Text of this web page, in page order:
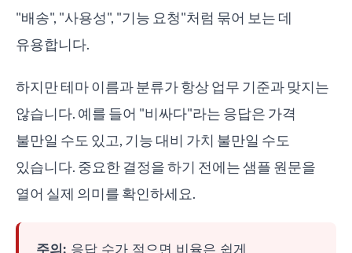
"배송", "사용성", "기능 요청"처럼 묶어 보는 데
유용합니다.
하지만 테마 이름과 분류가 항상 업무 기준과 맞지는
않습니다. 예를 들어 "비싸다"라는 응답은 가격
불만일 수도 있고, 기능 대비 가치 불만일 수도
있습니다. 중요한 결정을 하기 전에는 샘플 원문을
열어 실제 의미를 확인하세요.
주의: 응답 수가 적으면 비율은 쉽게